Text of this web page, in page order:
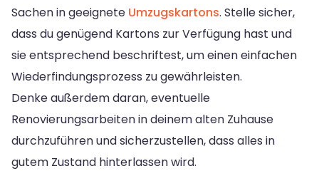
Sachen in geeignete Umzugskartons. Stelle sicher,
dass du genügend Kartons zur Verfügung hast und
sie entsprechend beschriftest, um einen einfachen
Wiederfindungsprozess zu gewährleisten.
Denke außerdem daran, eventuelle
Renovierungsarbeiten in deinem alten Zuhause
durchzuführen und sicherzustellen, dass alles in
gutem Zustand hinterlassen wird.